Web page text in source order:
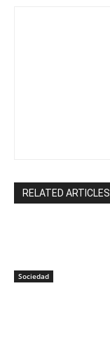
RELATED ARTICLES
Sociedad